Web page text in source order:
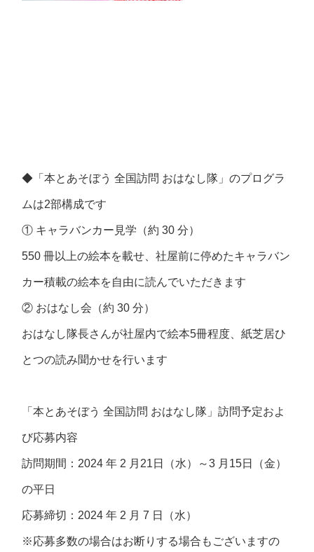
◆「本とあそぼう 全国訪問 おはなし隊」のプログラ
ムは2部構成です
① キャラバンカー見学（約 30 分）
550 冊以上の絵本を載せ、社屋前に停めたキャラバン
カー積載の絵本を自由に読んでいただきます
② おはなし会（約 30 分）
おはなし隊長さんが社屋内で絵本5冊程度、紙芝居ひ
とつの読み聞かせを行います
「本とあそぼう 全国訪問 おはなし隊」訪問予定およ
び応募内容
訪問期間：2024 年 2 月21日（水）～3 月15日（金）
の平日
応募締切：2024 年 2 月 7 日（水）
※応募多数の場合はお断りする場合もございますの